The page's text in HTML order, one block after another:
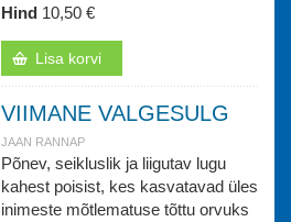
Hind 10,50 €
Lisa korvi
VIIMANE VALGESULG
JAAN RANNAP
Põnev, seikluslik ja liigutav lugu
kahest poisist, kes kasvatavad üles
inimeste mõtlematuse tõttu orvuks